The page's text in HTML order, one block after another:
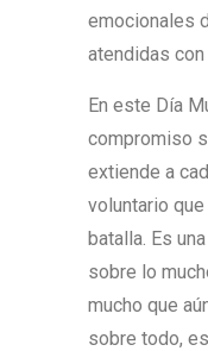
emocionales
atendidas
En este Día
compromiso
extiende a
voluntario
batalla. Es
sobre lo
mucho que
sobre todo,